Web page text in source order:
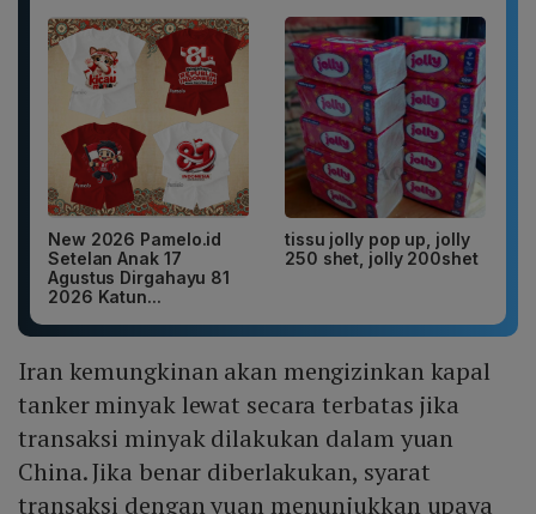
New 2026 Pamelo.id
Setelan Anak 17
Agustus Dirgahayu 81
2026 Katun...
tissu jolly pop up, jolly
250 shet, jolly 200shet
Iran kemungkinan akan mengizinkan kapal
tanker minyak lewat secara terbatas jika
transaksi minyak dilakukan dalam yuan
China. Jika benar diberlakukan, syarat
transaksi dengan yuan menunjukkan upaya